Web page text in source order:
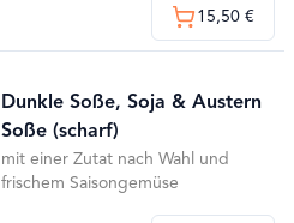
15,50 €
Dunkle Soße, Soja & Austern
Soße (scharf)
mit einer Zutat nach Wahl und
frischem Saisongemüse